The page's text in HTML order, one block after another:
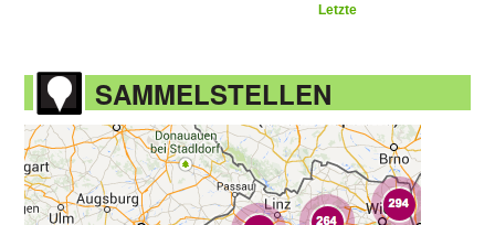
Letzte
SAMMELSTELLEN